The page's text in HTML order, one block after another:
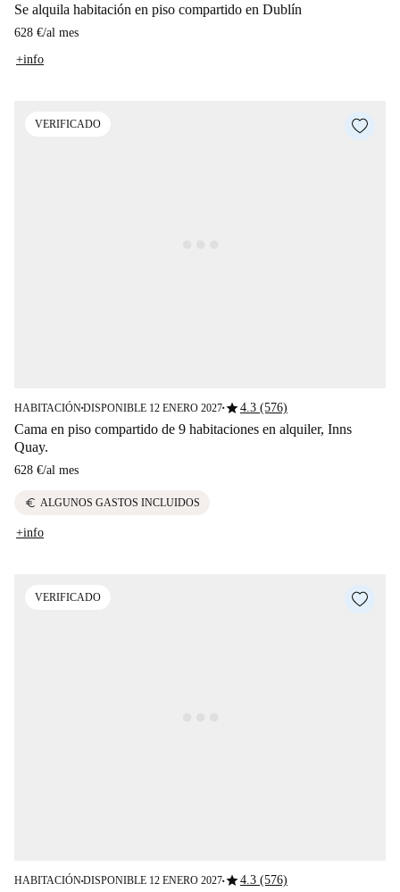
Se alquila habitación en piso compartido en Dublín
628 €/al mes
+info
VERIFICADO
HABITACIÓN■DISPONIBLE 12 ENERO 2027■star4.3 (576)
Cama en piso compartido de 9 habitaciones en alquiler, Inns
Quay.
628 €/al mes
euro ALGUNOS GASTOS INCLUIDOS
+info
VERIFICADO
HABITACIÓN■DISPONIBLE 12 ENERO 2027■star4.3 (576)